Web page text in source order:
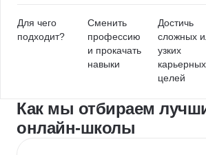
Для чего
подходит?
Сменить
профессию
и прокачать
навыки
Достичь
сложных
узких
карьерных
целей
Как мы отбираем
онлайн-школы